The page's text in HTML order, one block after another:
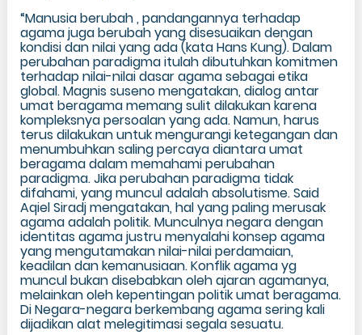
“Manusia berubah , pandangannya terhadap
agama juga berubah yang disesuaikan dengan
kondisi dan nilai yang ada (kata Hans Kung). Dalam
perubahan paradigma itulah dibutuhkan komitmen
terhadap nilai-nilai dasar agama sebagai etika
global. Magnis suseno mengatakan, dialog antar
umat beragama memang sulit dilakukan karena
kompleksnya persoalan yang ada. Namun, harus
terus dilakukan untuk mengurangi ketegangan dan
menumbuhkan saling percaya diantara umat
beragama dalam memahami perubahan
paradigma. Jika perubahan paradigma tidak
difahami, yang muncul adalah absolutisme. Said
Aqiel Siradj mengatakan, hal yang paling merusak
agama adalah politik. Munculnya negara dengan
identitas agama justru menyalahi konsep agama
yang mengutamakan nilai-nilai perdamaian,
keadilan dan kemanusiaan. Konflik agama yg
muncul bukan disebabkan oleh ajaran agamanya,
melainkan oleh kepentingan politik umat beragama.
Di Negara-negara berkembang agama sering kali
dijadikan alat melegitimasi segala sesuatu.